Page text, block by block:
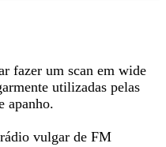
fazer um scan em wide
utilizadas pelas
apanho.
vulgar de FM